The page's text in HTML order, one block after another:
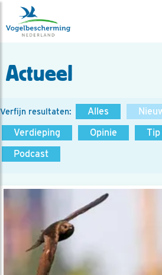
Actueel
Verfijn resultaten: Alles
Verdieping
Opinie Tip
Podcast